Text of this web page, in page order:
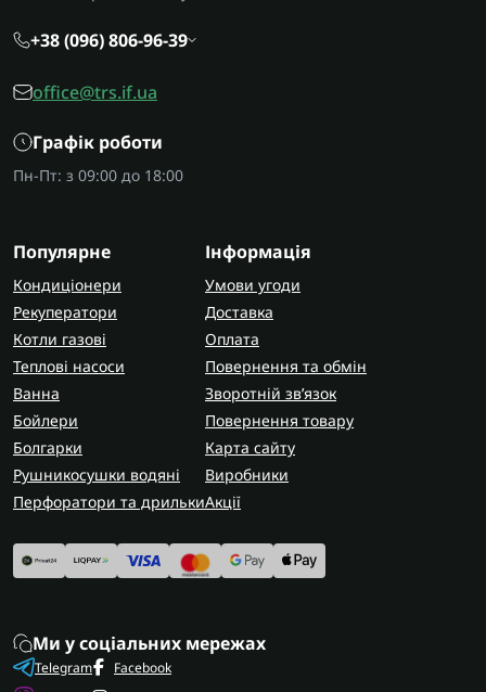
+38 (096) 806-96-39
office@trs.if.ua
Графік роботи
Пн-Пт: з 09:00 до 18:00
Популярне
Кондиціонери
Рекуператори
Котли газові
Теплові насоси
Ванна
Бойлери
Болгарки
Рушникосушки водяні
Перфоратори та дрильки
Інформація
Умови угоди
Доставка
Оплата
Повернення та обмін
Зворотній зв’язок
Повернення товару
Карта сайту
Виробники
Акції
Ми у соціальних мережах
Telegram
Facebook